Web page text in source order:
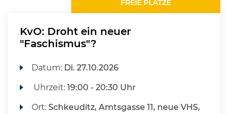
FREIE PLÄTZE
KvO: Droht ein neuer
"Faschismus"?
Datum: Di. 27.10.2026
Uhrzeit:19:00 - 20:30 Uhr
Ort:Schkeuditz, Amtsgasse 11, neue VHS,